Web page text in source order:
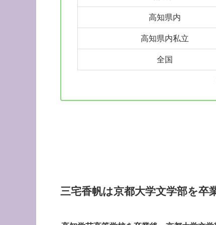
高知県内
高知県内私立
全国
三宅香帆は京都大学文学部を卒